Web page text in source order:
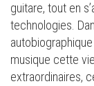
guitare, tout en
technologies.
musique cette
extraordinaires,